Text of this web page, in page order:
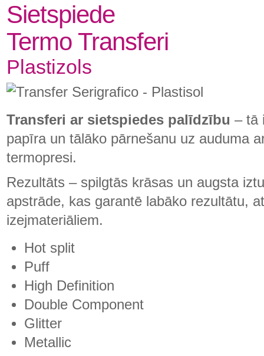
Sietspiede
Termo Transferi
Plastizols
Transferi ar sietspiedes palīdzību – tā
papīra un tālāko pārnešanu uz auduma
termopresi.
Rezultāts – spilgtās krāsas un augsta
apstrāde, kas garantē labāko rezultātu,
izejmateriāliem.
Hot split
Puff
High Definition
Double Component
Glitter
Metallic